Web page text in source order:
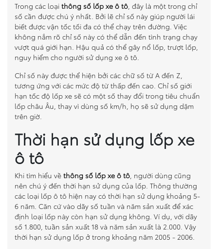
Trong các loại thông số lốp xe ô tô , đây là một trong chỉ
số cần được chú ý nhất. Bởi lẽ chỉ số này giúp người lái
biết được vận tốc tối đa có thể chạy trên đường. Việc
không nắm rõ chỉ số này có thể dẫn đến tình trạng chạy
vượt quá giới hạn. Hậu quả có thể gây nổ lốp, trượt lốp,
nguy hiểm cho người sử dụng xe ô tô.
Chỉ số này được thể hiện bởi các chữ số từ A đến Z,
tương ứng với các mức độ từ thấp đến cao. Chỉ số giới
hạn tốc độ lốp xe sẽ có một số thay đổi trong tiêu chuẩn
lốp châu Âu, thay vì dùng số km/h, họ sẽ sử dụng dặm
trên giờ.
Thời hạn sử dụng lốp xe
ô tô
Khi tìm hiểu về thông số lốp xe ô tô , người dùng cũng
nên chú ý đến thời hạn sử dụng của lốp. Thông thường
các loại lốp ô tô hiện nay có thời hạn sử dụng khoảng 5-
6 năm. Căn cứ vào dãy số tuần và năm sản xuất để xác
định loại lốp này còn hạn sử dụng không. Ví dụ, với dãy
số 1.800, tuần sản xuất 18 và năm sản xuất là 2.000. Vậy
thời hạn sử dụng lốp ở trong khoảng năm 2005 - 2006.